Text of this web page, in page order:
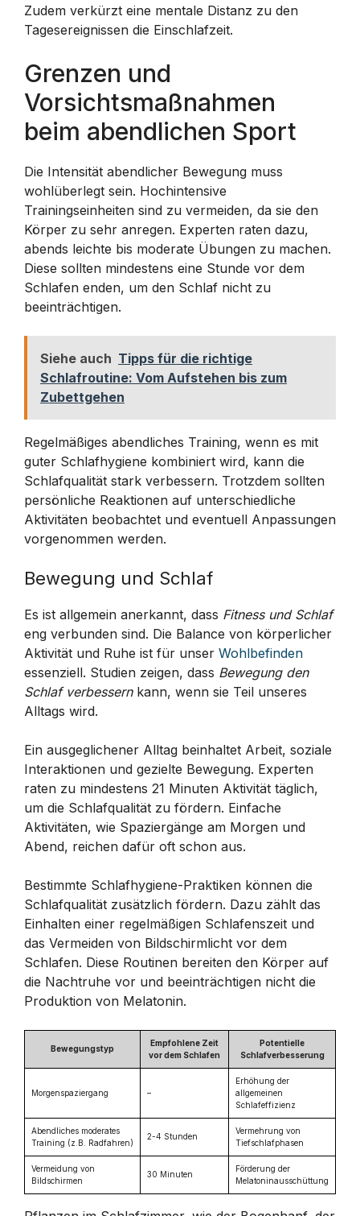
Zudem verkürzt eine mentale Distanz zu den
Tagesereignissen die Einschlafzeit.
Grenzen und
Vorsichtsmaßnahmen
beim abendlichen Sport
Die Intensität abendlicher Bewegung muss
wohlüberlegt sein. Hochintensive
Trainingseinheiten sind zu vermeiden, da sie den
Körper zu sehr anregen. Experten raten dazu,
abends leichte bis moderate Übungen zu machen.
Diese sollten mindestens eine Stunde vor dem
Schlafen enden, um den Schlaf nicht zu
beeinträchtigen.
Siehe auch Tipps für die richtige
Schlafroutine: Vom Aufstehen bis zum
Zubettgehen
Regelmäßiges abendliches Training, wenn es mit
guter Schlafhygiene kombiniert wird, kann die
Schlafqualität stark verbessern. Trotzdem sollten
persönliche Reaktionen auf unterschiedliche
Aktivitäten beobachtet und eventuell Anpassungen
vorgenommen werden.
Bewegung und Schlaf
Es ist allgemein anerkannt, dass Fitness und Schlaf
eng verbunden sind. Die Balance von körperlicher
Aktivität und Ruhe ist für unser Wohlbefinden
essenziell. Studien zeigen, dass Bewegung den
Schlaf verbessernkann, wenn sie Teil unseres
Alltags wird.
Ein ausgeglichener Alltag beinhaltet Arbeit, soziale
Interaktionen und gezielte Bewegung. Experten
raten zu mindestens 21 Minuten Aktivität täglich,
um die Schlafqualität zu fördern. Einfache
Aktivitäten, wie Spaziergänge am Morgen und
Abend, reichen dafür oft schon aus.
Bestimmte Schlafhygiene-Praktiken können die
Schlafqualität zusätzlich fördern. Dazu zählt das
Einhalten einer regelmäßigen Schlafenszeit und
das Vermeiden von Bildschirmlicht vor dem
Schlafen. Diese Routinen bereiten den Körper auf
die Nachtruhe vor und beeinträchtigen nicht die
Produktion von Melatonin.
Bewegungstyp
Empfohlene Zeit
vor dem Schlafen
Potentielle
Schlafverbesserung
Morgenspaziergang –
Erhöhung der
allgemeinen
Schlafeffizienz
Abendliches moderates
Training (z.B. Radfahren)
2-4 Stunden
Vermehrung von
Tiefschlafphasen
Vermeidung von
Bildschirmen
30 Minuten
Förderung der
Melatoninausschüttung